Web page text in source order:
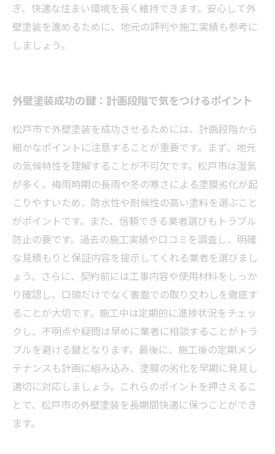
ぎ、快適な住まい環境を長く維持できます。安心して外
壁塗装を進めるために、地元の評判や施工実績も参考に
しましょう。
外壁塗装成功の鍵：計画段階で気をつけるポイント
松戸市で外壁塗装を成功させるためには、計画段階から
細かなポイントに注意することが重要です。まず、地元
の気候特性を理解することが不可欠です。松戸市は湿気
が多く、梅雨時期の長雨や冬の寒さによる塗膜劣化が起
こりやすいため、防水性や耐候性の高い塗料を選ぶこと
がポイントです。また、信頼できる業者選びもトラブル
防止の要です。過去の施工実績や口コミを調査し、明確
な見積もりと保証内容を提示してくれる業者を選びまし
ょう。さらに、契約前には工事内容や使用材料をしっか
り確認し、口頭だけでなく書面での取り交わしを徹底す
ることが大切です。施工中は定期的に進捗状況をチェッ
クし、不明点や疑問は早めに業者に相談することがトラ
ブルを避ける鍵となります。最後に、施工後の定期メン
テナンスも計画に組み込み、塗膜の劣化を早期に発見し
適切に対応しましょう。これらのポイントを押さえるこ
とで、松戸市の外壁塗装を長期間快適に保つことができ
ます。